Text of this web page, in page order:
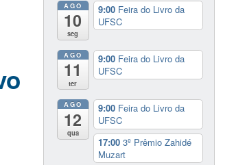
AGO
10
seg
9:00 Feira do Livro da
UFSC
AGO
11
ter
9:00 Feira do Livro da
UFSC
AGO
12
qua
9:00 Feira do Livro da
UFSC
17:00 3º Prêmio Zahidé
Muzart